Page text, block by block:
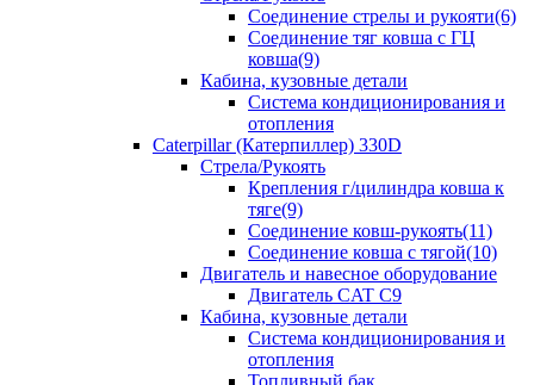
Соединение стрелы и рукояти(6)
Соединение тяг ковша с ГЦ
ковша(9)
Кабина, кузовные детали
Система кондиционирования и
отопления
Caterpillar (Катерпиллер) 330D
Стрела/Рукоять
Крепления г/цилиндра ковша к
тяге(9)
Соединение ковш-рукоять(11)
Соединение ковша с тягой(10)
Двигатель и навесное оборудование
Двигатель CAT C9
Кабина, кузовные детали
Система кондиционирования и
отопления
Топливный бак